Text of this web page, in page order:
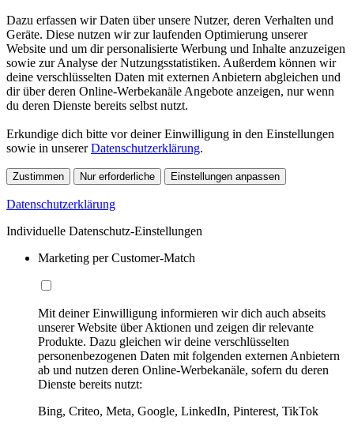
Dazu erfassen wir Daten über unsere Nutzer, deren Verhalten und
Geräte. Diese nutzen wir zur laufenden Optimierung unserer
Website und um dir personalisierte Werbung und Inhalte anzuzeigen
sowie zur Analyse der Nutzungsstatistiken. Außerdem können wir
deine verschlüsselten Daten mit externen Anbietern abgleichen und
dir über deren Online-Werbekanäle Angebote anzeigen, nur wenn
du deren Dienste bereits selbst nutzt.
Erkundige dich bitte vor deiner Einwilligung in den Einstellungen
sowie in unsererDatenschutzerklärung.
Zustimmen Nur erforderliche Einstellungen anpassen
Datenschutzerklärung
Individuelle Datenschutz-Einstellungen
Marketing per Customer-Match
Mit deiner Einwilligung informieren wir dich auch abseits
unserer Website über Aktionen und zeigen dir relevante
Produkte. Dazu gleichen wir deine verschlüsselten
personenbezogenen Daten mit folgenden externen Anbietern
ab und nutzen deren Online-Werbekanäle, sofern du deren
Dienste bereits nutzt:
Bing, Criteo, Meta, Google, LinkedIn, Pinterest, TikTok